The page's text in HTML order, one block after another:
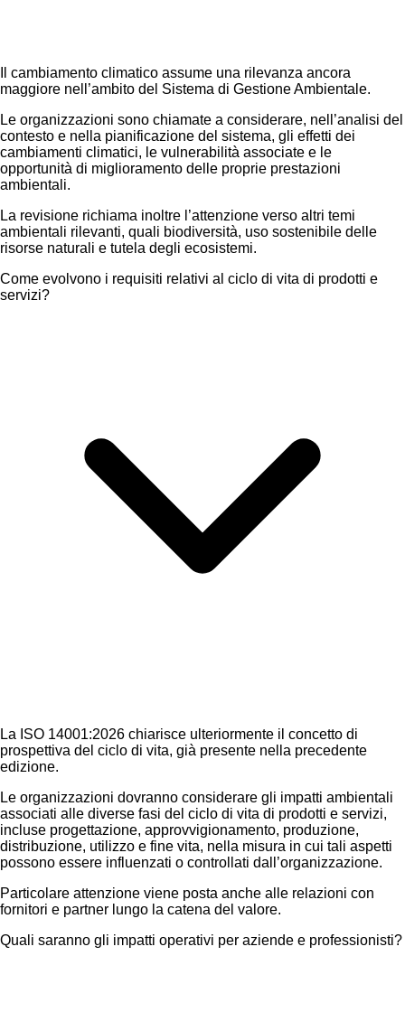
Il cambiamento climatico assume una rilevanza ancora
maggiore nell’ambito del Sistema di Gestione Ambientale.
Le organizzazioni sono chiamate a considerare, nell’analisi del
contesto e nella pianificazione del sistema, gli effetti dei
cambiamenti climatici, le vulnerabilità associate e le
opportunità di miglioramento delle proprie prestazioni
ambientali.
La revisione richiama inoltre l’attenzione verso altri temi
ambientali rilevanti, quali biodiversità, uso sostenibile delle
risorse naturali e tutela degli ecosistemi.
Come evolvono i requisiti relativi al ciclo di vita di prodotti e
servizi?
La ISO 14001:2026 chiarisce ulteriormente il concetto di
prospettiva del ciclo di vita, già presente nella precedente
edizione.
Le organizzazioni dovranno considerare gli impatti ambientali
associati alle diverse fasi del ciclo di vita di prodotti e servizi,
incluse progettazione, approvvigionamento, produzione,
distribuzione, utilizzo e fine vita, nella misura in cui tali aspetti
possono essere influenzati o controllati dall’organizzazione.
Particolare attenzione viene posta anche alle relazioni con
fornitori e partner lungo la catena del valore.
Quali saranno gli impatti operativi per aziende e professionisti?